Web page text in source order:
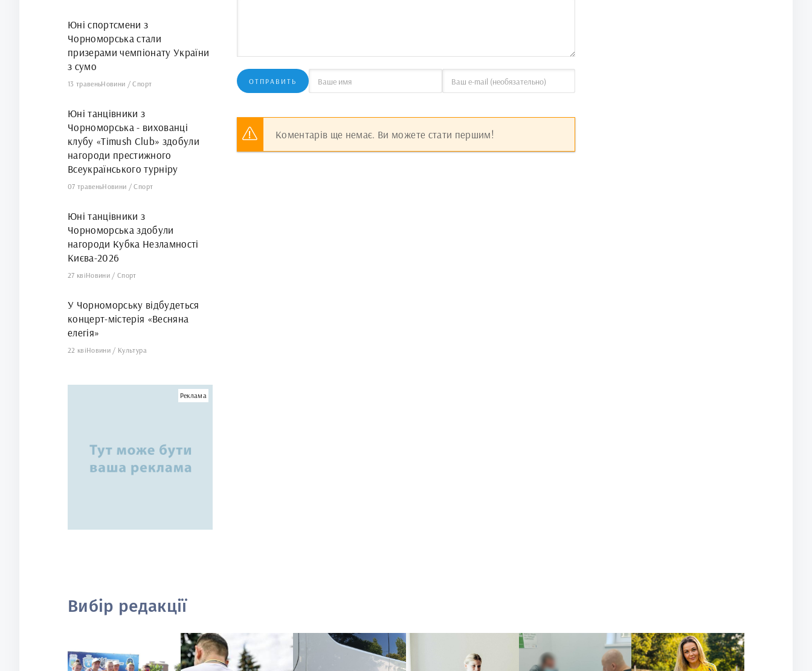
ОТПРАВИТЬ
Коментарів ще немає. Ви можете стати першим!
Юні спортсмени з
Чорноморська стали
призерами чемпіонату України
з сумо
13 травеньНовини /Спорт
Юні танцівники з
Чорноморська - вихованці
клубу «Timush Club» здобули
нагороди престижного
Всеукраїнського турніру
07 травеньНовини /Спорт
Юні танцівники з
Чорноморська здобули
нагороди Кубка Незламності
Києва-2026
27 квіНовини /Спорт
У Чорноморську відбудеться
концерт-містерія «Весняна
елегія»
22 квіНовини / Культура
Реклама
Вибір редакції